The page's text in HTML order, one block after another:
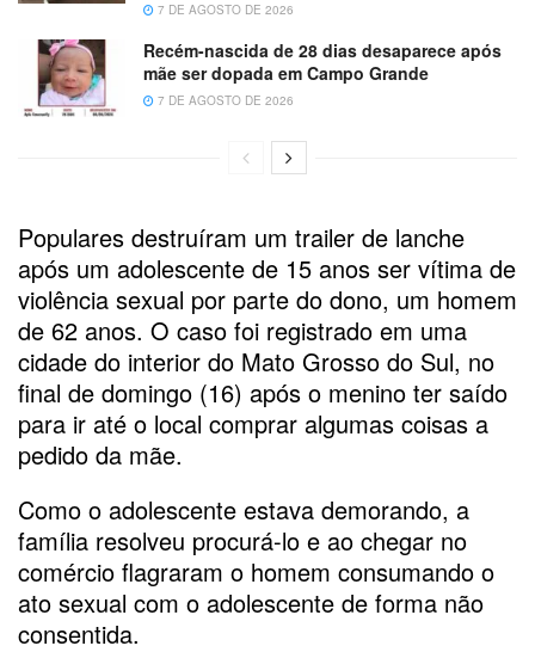
7 DE AGOSTO DE 2026
Recém-nascida de 28 dias desaparece após
mãe ser dopada em Campo Grande
7 DE AGOSTO DE 2026
Populares destruíram um trailer de lanche
após um adolescente de 15 anos ser vítima de
violência sexual por parte do dono, um homem
de 62 anos. O caso foi registrado em uma
cidade do interior do Mato Grosso do Sul, no
final de domingo (16) após o menino ter saído
para ir até o local comprar algumas coisas a
pedido da mãe.
Como o adolescente estava demorando, a
família resolveu procurá-lo e ao chegar no
comércio flagraram o homem consumando o
ato sexual com o adolescente de forma não
consentida.